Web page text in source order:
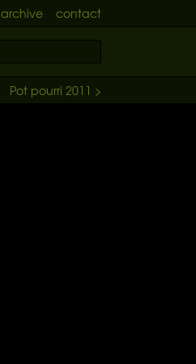
archive contact
Pot pourri 2011 >